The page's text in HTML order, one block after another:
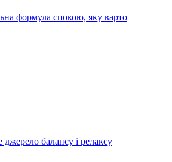
формула спокою, яку варто
балансу і релаксу